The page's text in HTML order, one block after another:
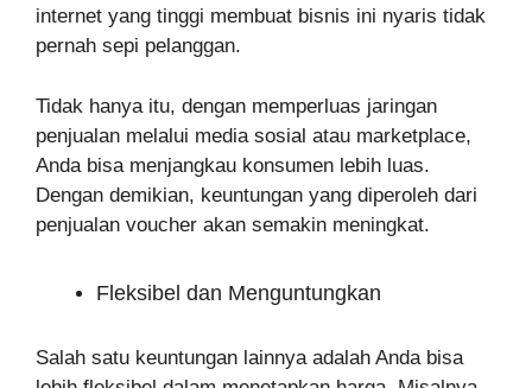
internet yang tinggi membuat bisnis ini nyaris tidak
pernah sepi pelanggan.
Tidak hanya itu, dengan memperluas jaringan
penjualan melalui media sosial atau marketplace,
Anda bisa menjangkau konsumen lebih luas.
Dengan demikian, keuntungan yang diperoleh dari
penjualan voucher akan semakin meningkat.
Fleksibel dan Menguntungkan
Salah satu keuntungan lainnya adalah Anda bisa